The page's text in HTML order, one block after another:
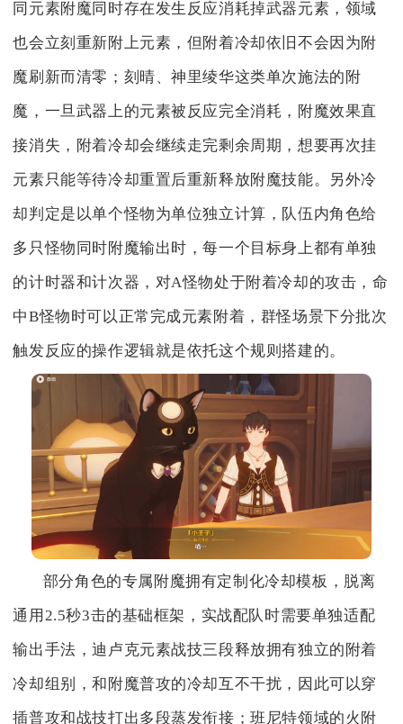
同元素附魔同时存在发生反应消耗掉武器元素，领域
也会立刻重新附上元素，但附着冷却依旧不会因为附
魔刷新而清零；刻晴、神里绫华这类单次施法的附
魔，一旦武器上的元素被反应完全消耗，附魔效果直
接消失，附着冷却会继续走完剩余周期，想要再次挂
元素只能等待冷却重置后重新释放附魔技能。另外冷
却判定是以单个怪物为单位独立计算，队伍内角色给
多只怪物同时附魔输出时，每一个目标身上都有单独
的计时器和计次器，对A怪物处于附着冷却的攻击，命
中B怪物时可以正常完成元素附着，群怪场景下分批次
触发反应的操作逻辑就是依托这个规则搭建的。
部分角色的专属附魔拥有定制化冷却模板，脱离
通用2.5秒3击的基础框架，实战配队时需要单独适配
输出手法，迪卢克元素战技三段释放拥有独立的附着
冷却组别，和附魔普攻的冷却互不干扰，因此可以穿
插普攻和战技打出多段蒸发衔接；班尼特领域的火附